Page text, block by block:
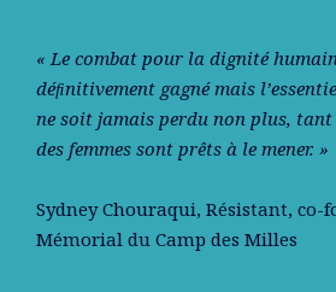
« Le combat pour la dignité
déﬁnitivement gagné mais
ne soit jamais perdu non plus, tant
des femmes sont prêts à le mener. »
Sydney Chouraqui, Résistant, co-
Mémorial du Camp des Milles